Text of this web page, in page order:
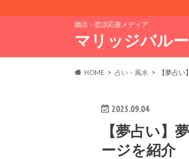
婚活・恋活応援メディア
マリッジバル
HOME 占い・風水 【夢占
2025.09.04
【夢占い】
ージを紹介